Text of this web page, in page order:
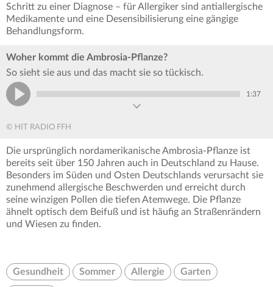
Schritt zu einer Diagnose – für Allergiker sind antiallergische
Medikamente und eine Desensibilisierung eine gängige
Behandlungsform.
Woher kommt die Ambrosia-Pflanze?
So sieht sie aus und das macht sie so tückisch.
1:37
© HIT RADIO FFH
Die ursprünglich nordamerikanische Ambrosia-Pflanze ist
bereits seit über 150 Jahren auch in Deutschland zu Hause.
Besonders im Süden und Osten Deutschlands verursacht sie
zunehmend allergische Beschwerden und erreicht durch
seine winzigen Pollen die tiefen Atemwege. Die Pflanze
ähnelt optisch dem Beifuß und ist häufig an Straßenrändern
und Wiesen zu finden.
Gesundheit Sommer Allergie Garten